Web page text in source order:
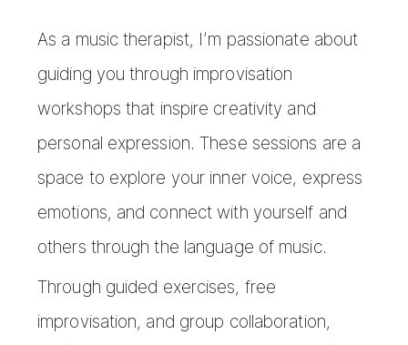
As a music therapist, I’m passionate about
guiding you through improvisation
workshops that inspire creativity and
personal expression. These sessions are a
space to explore your inner voice, express
emotions, and connect with yourself and
others through the language of music.
Through guided exercises, free
improvisation, and group collaboration,